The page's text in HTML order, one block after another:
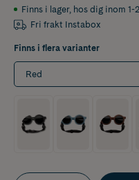
Finns i lager, hos dig inom 1-
Fri frakt Instabox
Finns i flera varianter
Red